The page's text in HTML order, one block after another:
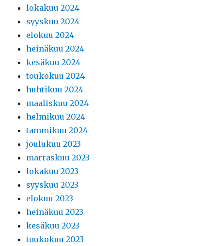
lokakuu 2024
syyskuu 2024
elokuu 2024
heinäkuu 2024
kesäkuu 2024
toukokuu 2024
huhtikuu 2024
maaliskuu 2024
helmikuu 2024
tammikuu 2024
joulukuu 2023
marraskuu 2023
lokakuu 2023
syyskuu 2023
elokuu 2023
heinäkuu 2023
kesäkuu 2023
toukokuu 2023